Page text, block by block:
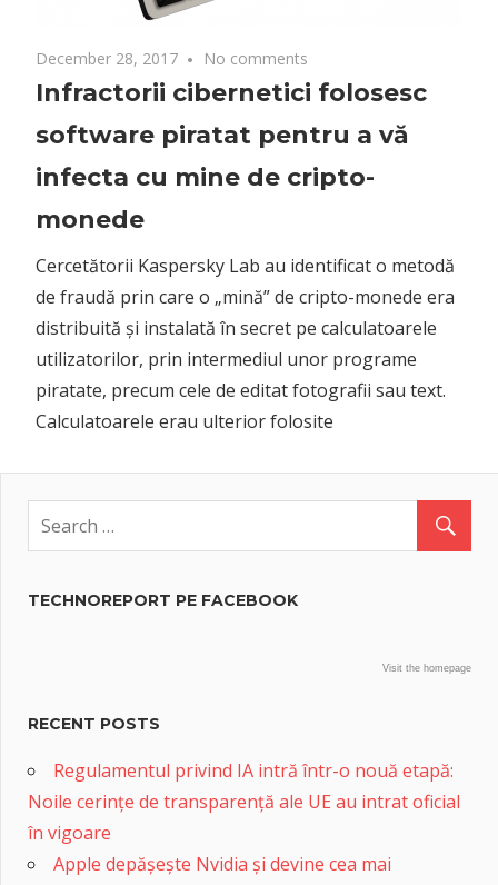
December 28, 2017 No comments
Infractorii cibernetici folosesc
software piratat pentru a vă
infecta cu mine de cripto-
monede
Cercetătorii Kaspersky Lab au identificat o metodă
de fraudă prin care o „mină” de cripto-monede era
distribuită și instalată în secret pe calculatoarele
utilizatorilor, prin intermediul unor programe
piratate, precum cele de editat fotografii sau text.
Calculatoarele erau ulterior folosite
TECHNOREPORT PE FACEBOOK
Visit the homepage
RECENT POSTS
Regulamentul privind IA intră într-o nouă etapă:
Noile cerințe de transparență ale UE au intrat oficial
în vigoare
Apple depășește Nvidia și devine cea mai